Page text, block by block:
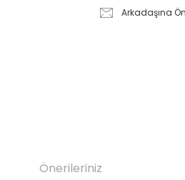
Arkadaşına
Önerileriniz